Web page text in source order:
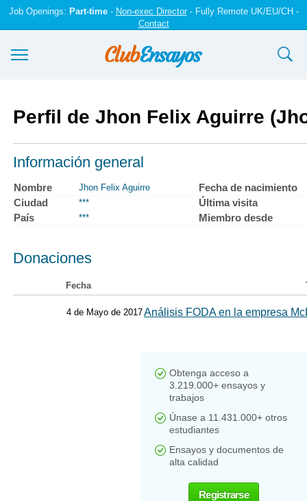
Job Openings: Part-time- Non-exec Director- Fully Remote UK/EU/CH -
Contact
Registrarse
Iniciar sesión
Contáctenos
Perfil de Jhon Felix Aguirre
Información general
Nombre Jhon Felix Aguirre
Fecha de nacimiento
Ciudad
***
Última visita
País
*** Miembro desde
Donaciones
Fecha
4 de Mayo de 2017Análisis FODA en la empresa
Obtenga acceso a
3.219.000+ ensayos y
trabajos
Únase a 11.431.000+ otros
estudiantes
Ensayos y documentos de
alta calidad
Registrarse